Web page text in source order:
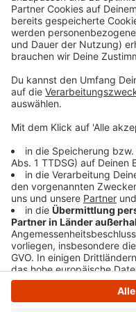
Jahren am Herzen. Sie
Entwicklungs- und
Obdachlosenhilfe. Als
Erdbeben in der Türkei
haben die Toten
großes
Katastrophe auf die
Anzeige